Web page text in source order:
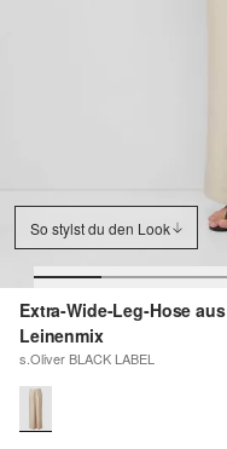
So stylst du den Look
Extra-Wide-Leg-Hose aus
Leinenmix
s.Oliver BLACK LABEL